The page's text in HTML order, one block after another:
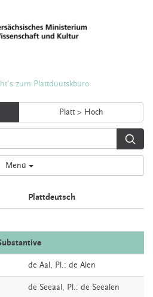
zum Plattdüütskbüro
Platt > Hoch
Menü
Plattdeutsch
de Aal , Pl.: de Alen
de Seeaal , Pl.: de Seealen